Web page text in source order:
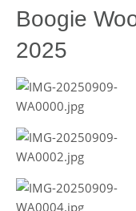
Boogie
2025